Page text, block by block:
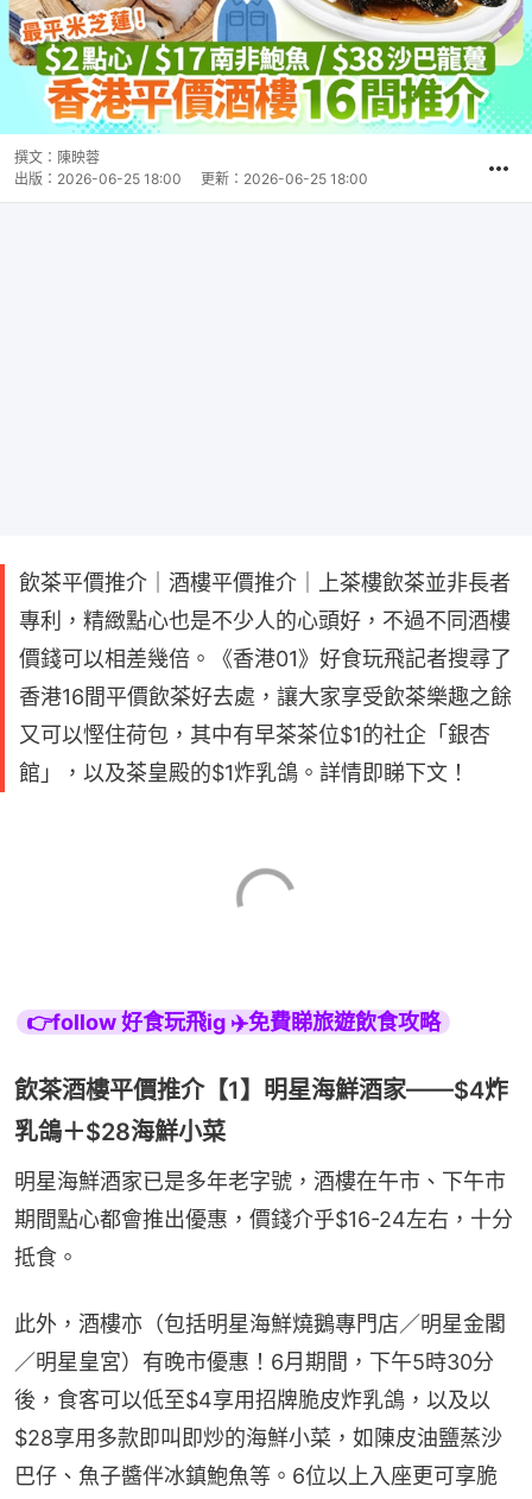
撰文： 陳映蓉
出版： 2026-06-25 18:00 更新： 2026-06-25 18:00
飲茶平價推介｜酒樓平價推介｜上茶樓飲茶並非長者
專利，精緻點心也是不少人的心頭好，不過不同酒樓
價錢可以相差幾倍。《香港01》好食玩飛記者搜尋了
香港16間平價飲茶好去處，讓大家享受飲茶樂趣之餘
又可以慳住荷包，其中有早茶茶位$1的社企「銀杏
館」，以及茶皇殿的$1炸乳鴿。詳情即睇下文！
👉follow 好食玩飛ig ✈️免費睇旅遊飲食攻略
飲茶酒樓平價推介【1】明星海鮮酒家——$4炸
乳鴿＋$28海鮮小菜
明星海鮮酒家已是多年老字號，酒樓在午市、下午市
期間點心都會推出優惠，價錢介乎$16-24左右，十分
抵食。
此外，酒樓亦（包括明星海鮮燒鵝專門店／明星金閣
／明星皇宮）有晚市優惠！6月期間，下午5時30分
後，食客可以低至$4享用招牌脆皮炸乳鴿，以及以
$28享用多款即叫即炒的海鮮小菜，如陳皮油鹽蒸沙
巴仔、魚子醬伴冰鎮鮑魚等。6位以上入座更可享脆